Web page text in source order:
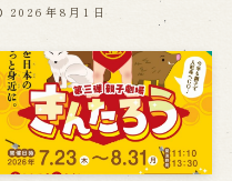
2026年8月1日